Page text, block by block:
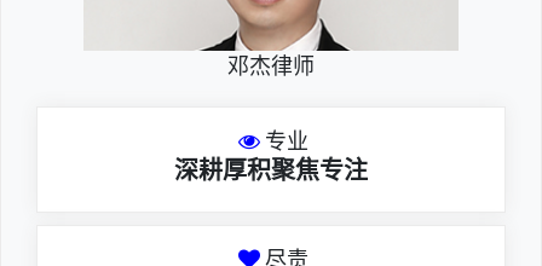
邓杰律师
专业
深耕厚积聚焦专注
尽责